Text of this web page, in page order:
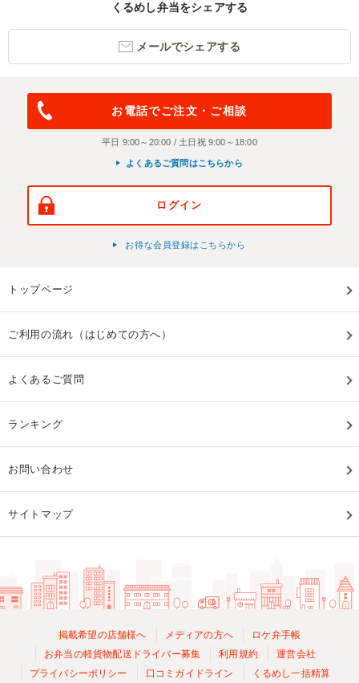
くるめし弁当をシェアする
メールでシェアする
お電話でご注文・ご相談
平日 9:00～20:00 / 土日祝 9:00～18:00
よくあるご質問はこちらから
ログイン
お得な会員登録はこちらから
トップページ
ご利用の流れ（はじめての方へ）
よくあるご質問
ランキング
お問い合わせ
サイトマップ
掲載希望の店舗様へ メディアの方へ
ロケ弁手帳
お弁当の軽貨物配送ドライバー募集
利用規約
運営会社
プライバシーポリシー
口コミガイドライン くるめし一括精算